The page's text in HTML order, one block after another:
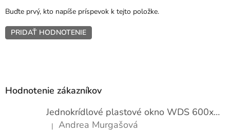
Buďte prvý, kto napíše príspevok k tejto položke.
PRIDAŤ HODNOTENIE
Hodnotenie zákazníkov
Jednokrídlové plastové okno WDS 600x1000
Hodnotenie produktu je 5 z 5 hviezdičiek.
| Andrea Murgašová